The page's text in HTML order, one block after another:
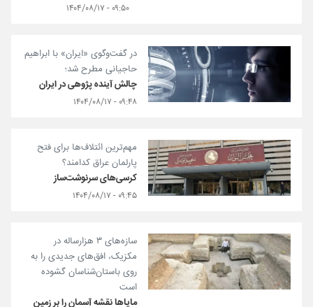
۰۹:۵۰ - ۱۴۰۴/۰۸/۱۷
در گفت‌وگوی «ایران» با ابراهیم
حاجیانی مطرح شد؛
چالش آینده پژوهی در ایران
۰۹:۴۸ - ۱۴۰۴/۰۸/۱۷
مهم‌ترین ائتلاف‌ها برای فتح
پارلمان عراق کدامند؟
کرسی‌های سرنوشت‌ساز
۰۹:۴۵ - ۱۴۰۴/۰۸/۱۷
سازه‌های ۳ هزارساله در
مکزیک، افق‌های جدیدی را به
روی باستان‌شناسان گشوده
است
مایاها نقشه آسمان را بر زمین